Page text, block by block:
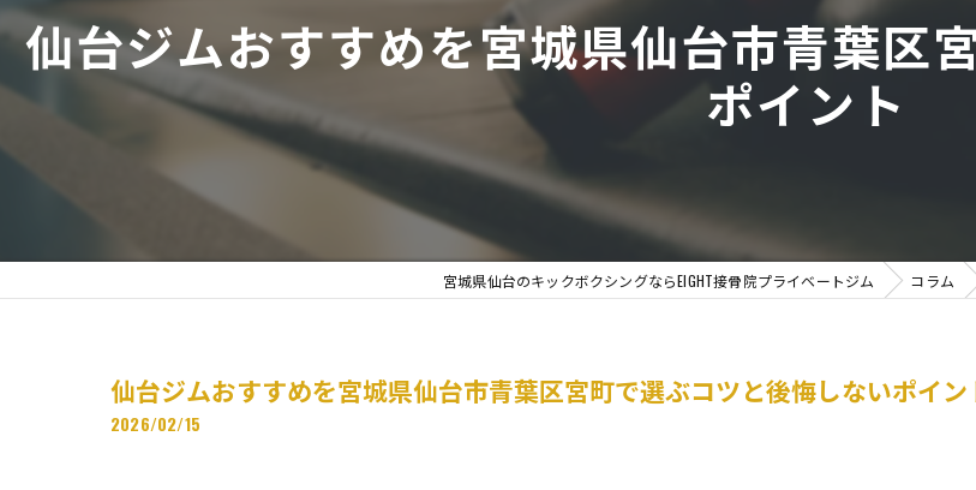
ジュニア会員
予約
仙台ジムおすすめを宮城県仙台市青葉区
ポイント
宮城県仙台のキックボクシングならEIGHT接骨院プライベートジム コラム
仙台ジムおすすめを宮城県仙台市青葉区宮町で選ぶコツと後悔しないポイン
2026/02/15